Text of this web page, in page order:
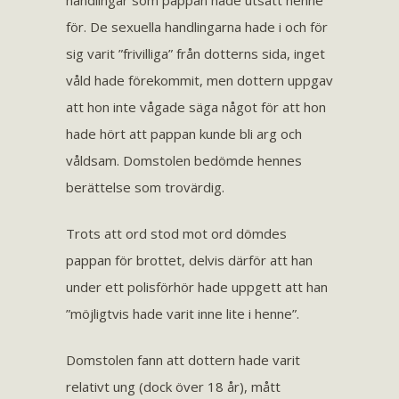
för. De sexuella handlingarna hade i och för
sig varit ”frivilliga” från dotterns sida, inget
våld hade förekommit, men dottern uppgav
att hon inte vågade säga något för att hon
hade hört att pappan kunde bli arg och
våldsam. Domstolen bedömde hennes
berättelse som trovärdig.
Trots att ord stod mot ord dömdes
pappan för brottet, delvis därför att han
under ett polisförhör hade uppgett att han
”möjligtvis hade varit inne lite i henne”.
Domstolen fann att dottern hade varit
relativt ung (dock över 18 år), mått